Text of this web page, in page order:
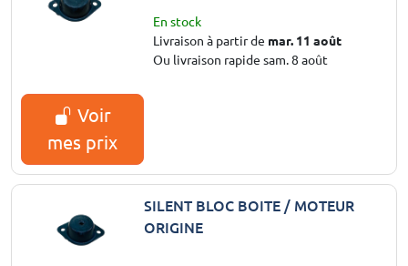
En stock
Livraison à partir de mar. 11 août
Ou livraison rapide sam. 8 août
Voir
mes prix
SILENT BLOC BOITE / MOTEUR
ORIGINE